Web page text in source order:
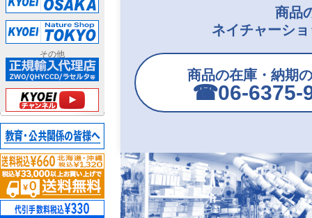
その他
商品
ネイチャーシ
商品の在庫・納期
☎︎06-6375-